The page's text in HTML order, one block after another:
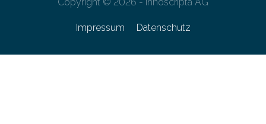
Impressum Datenschutz